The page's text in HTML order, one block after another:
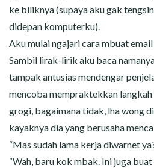
ke biliknya (supaya aku gak
didepan komputerku).
Aku mulai ngajari cara mbuat
Sambil lirak-lirik aku baca
tampak antusias mendengar
mencoba mempraktekkan
grogi, bagaimana tidak, lha wong
kayaknya dia yang berusaha
“Mas sudah lama kerja diwarnet
“Wah, baru kok mbak. Ini juga